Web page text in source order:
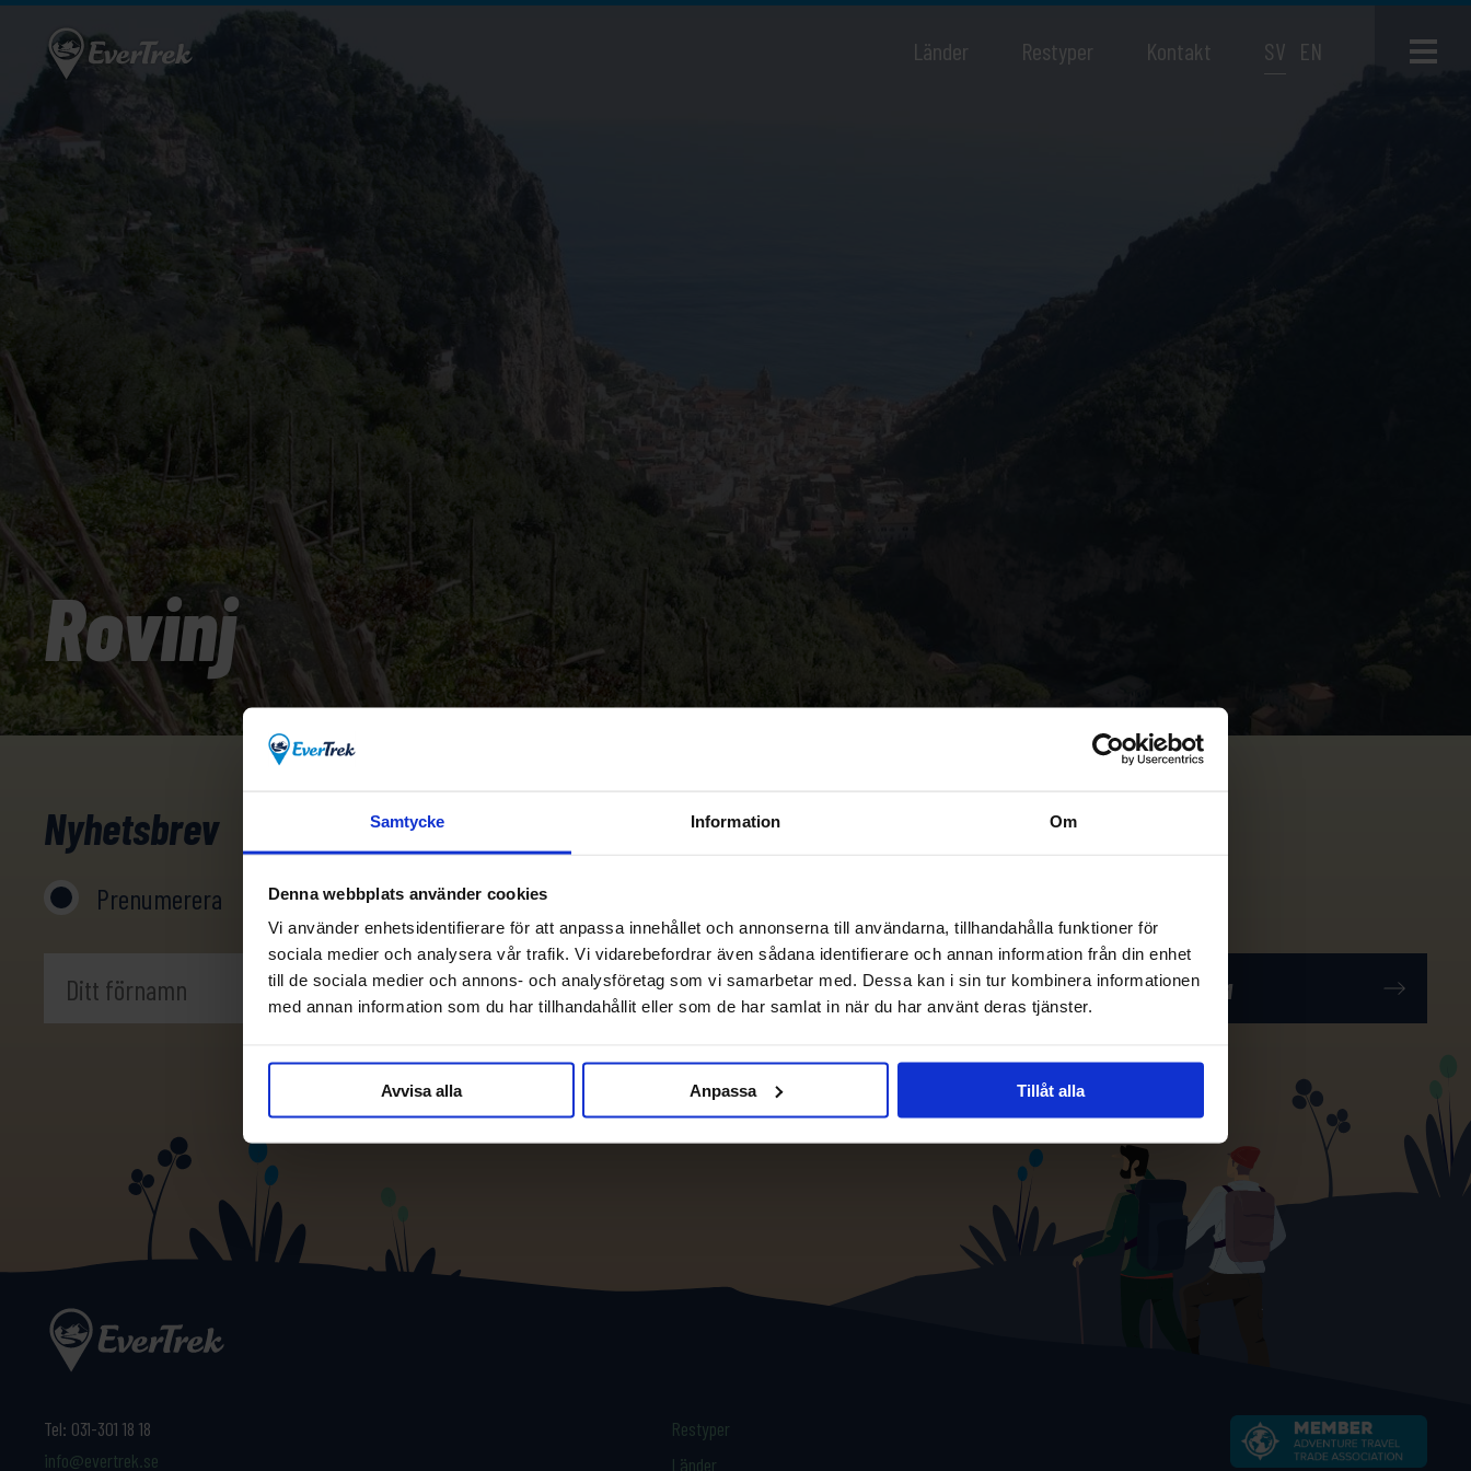
Samtycke Information Om
Denna webbplats använder cookies
Vi använder enhetsidentifierare för att anpassa innehållet och annonserna till användarna, tillhandahålla funktioner för
sociala medier och analysera vår trafik. Vi vidarebefordrar även sådana identifierare och annan information från din enhet
till de sociala medier och annons- och analysföretag som vi samarbetar med. Dessa kan i sin tur kombinera informationen
med annan information som du har tillhandahållit eller som de har samlat in när du har använt deras tjänster.
Avvisa alla Anpassa Tillåt alla
Länder Restyper Kontakt SV EN
Rovinj
Nyhetsbrev
Prenumerera Avprenumerera
Tel: 031-301 18 18
info@evertrek.se
Restyper
Länder